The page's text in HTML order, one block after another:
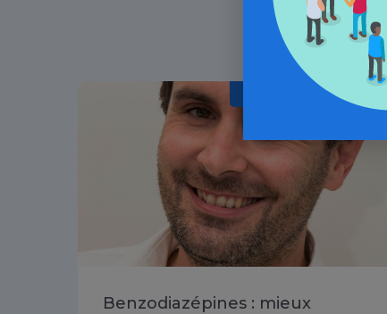
Médicaments / Article
Benzodiazépines : mieux